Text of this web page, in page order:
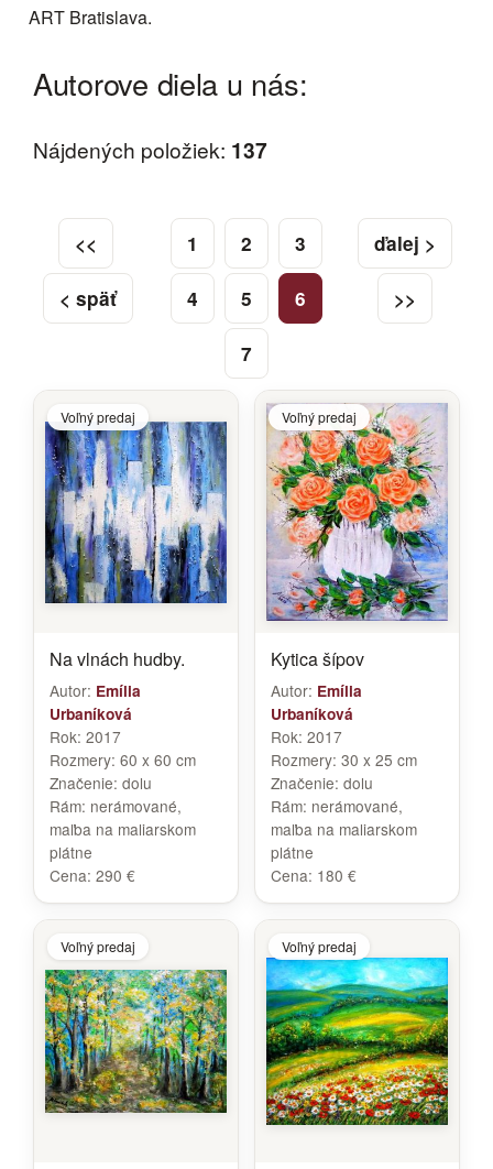
ART Bratislava.
Autorove diela u nás:
Nájdených položiek: 137
<<
< späť
ďalej >
>>
1 2 3
4 5 6
7
Voľný predaj
Na vlnách hudby.
Autor: Emília
Urbaníková
Rok: 2017
Rozmery: 60 x 60 cm
Značenie: dolu
Rám: nerámované,
maľba na maliarskom
plátne
Cena: 290 €
Voľný predaj
Kytica šípov
Autor: Emília
Urbaníková
Rok: 2017
Rozmery: 30 x 25 cm
Značenie: dolu
Rám: nerámované,
maľba na maliarskom
plátne
Cena: 180 €
Voľný predaj Voľný predaj